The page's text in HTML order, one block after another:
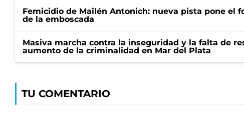
Femicidio de Mailén Antonich: nueva pista pone el
de la emboscada
Masiva marcha contra la inseguridad y la falta de
aumento de la criminalidad en Mar del Plata
TU COMENTARIO